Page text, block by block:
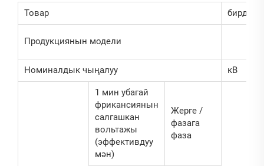
Товар бирдик
Продукциянын модели
Номиналдык чыңалуу кВ
1 мин убагай
фрикансиянын
салгашкан
вольтажы
(эффективдуу
мән)
Жерге /
фазага
фаза